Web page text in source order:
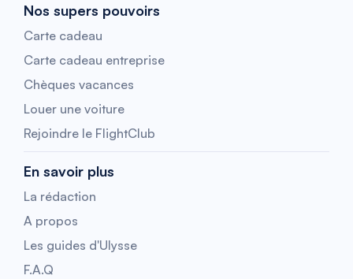
Nos supers pouvoirs
Carte cadeau
Carte cadeau entreprise
Chèques vacances
Louer une voiture
Rejoindre le FlightClub
En savoir plus
La rédaction
A propos
Les guides d'Ulysse
F.A.Q